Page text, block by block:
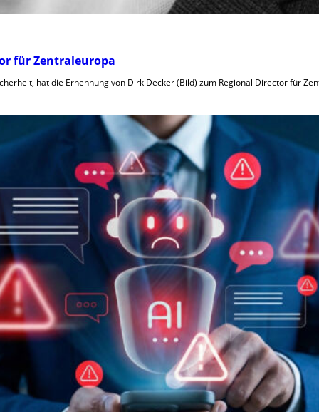
für Zentraleuropa
hat die Ernennung von Dirk Decker (Bild) zum Regional Director für